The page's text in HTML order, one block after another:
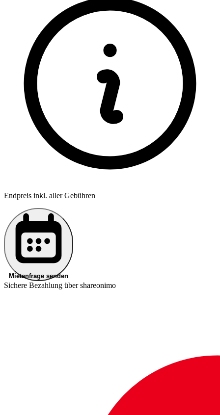
Endpreis inkl. aller Gebühren
Mietanfrage senden
Sichere Bezahlung über shareonimo